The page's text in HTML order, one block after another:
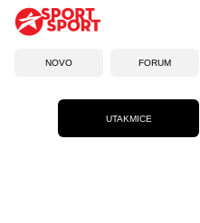
NOVO FORUM
UTAKMICE